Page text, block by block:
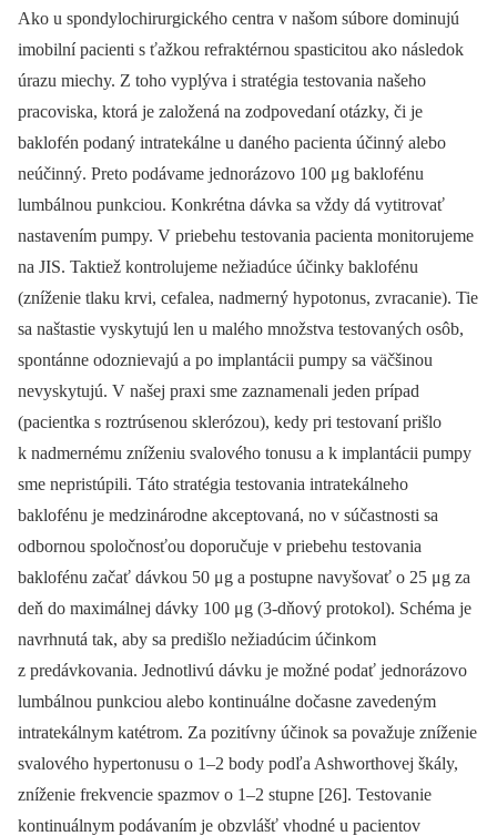
Ako u spondylochirurgického centra v našom súbore dominujú
imobilní pacienti s ťažkou refraktérnou spasticitou ako následok
úrazu miechy. Z toho vyplýva i stratégia testovania našeho
pracoviska, ktorá je založená na zodpovedaní otázky, či je
baklofén podaný intratekálne u daného pacienta účinný alebo
neúčinný. Preto podávame jednorázovo 100 μg baklofénu
lumbálnou punkciou. Konkrétna dávka sa vždy dá vytitrovať
nastavením pumpy. V priebehu testovania pacienta monitorujeme
na JIS. Taktiež kontrolujeme nežiadúce účinky baklofénu
(zníženie tlaku krvi, cefalea, nadmerný hypotonus, zvracanie). Tie
sa naštastie vyskytujú len u malého množstva testovaných osôb,
spontánne odoznievajú a po implantácii pumpy sa väčšinou
nevyskytujú. V našej praxi sme zaznamenali jeden prípad
(pacientka s roztrúsenou sklerózou), kedy pri testovaní prišlo
k nadmernému zníženiu svalového tonusu a k implantácii pumpy
sme nepristúpili. Táto stratégia testovania intratekálneho
baklofénu je medzinárodne akceptovaná, no v súčastnosti sa
odbornou spoločnosťou doporučuje v priebehu testovania
baklofénu začať dávkou 50 μg a postupne navyšovať o 25 μg za
deň do maximálnej dávky 100 μg (3-dňový protokol). Schéma je
navrhnutá tak, aby sa predišlo nežiadúcim účinkom
z predávkovania. Jednotlivú dávku je možné podať jednorázovo
lumbálnou punkciou alebo kontinuálne dočasne zavedeným
intratekálnym katétrom. Za pozitívny účinok sa považuje zníženie
svalového hypertonusu o 1–2 body podľa Ashworthovej škály,
zníženie frekvencie spazmov o 1–2 stupne [26]. Testovanie
kontinuálnym podávaním je obzvlášť vhodné u pacientov